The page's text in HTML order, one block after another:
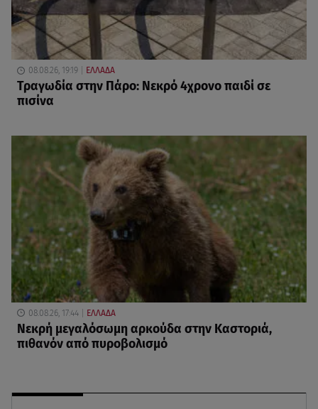
08.08.26, 19:19 ΕΛΛΑΔΑ
Τραγωδία στην Πάρο: Νεκρό 4χρονο παιδί σε
πισίνα
08.08.26, 17:44 ΕΛΛΑΔΑ
Νεκρή μεγαλόσωμη αρκούδα στην Καστοριά,
πιθανόν από πυροβολισμό